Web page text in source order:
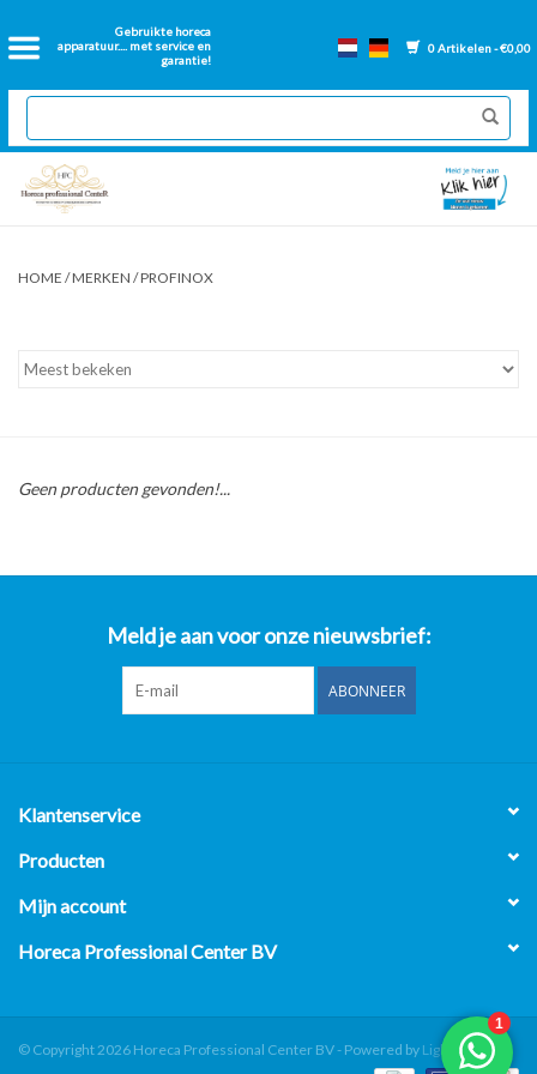
Gebruikte horeca
apparatuur.... met service en
garantie!
0 Artikelen - €0,00
Home
2dehands Horeca
Nieuwe apparatuur
Onderdelen bakwanden
Over ons
HOME /MERKEN /PROFINOX
Geen producten gevonden!...
Meld je aan voor onze nieuwsbrief:
ABONNEER
Klantenservice
Producten
Mijn account
Horeca Professional Center BV
© Copyright 2026 Horeca Professional Center BV - Powered by Lightspeed